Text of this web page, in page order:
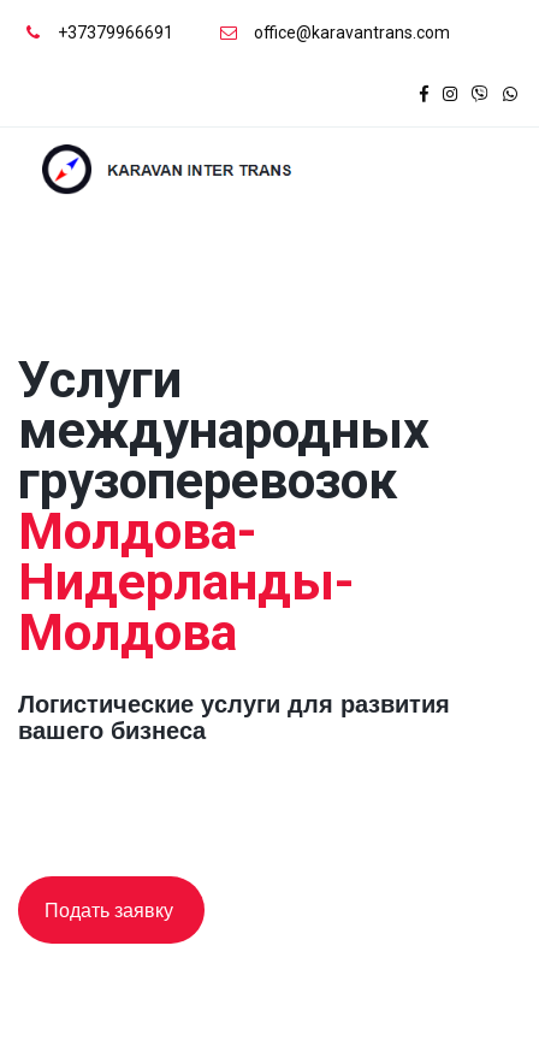
+37379966691 office@karavantrans.com
Услуги
международных
Молдова-
Нидерланды-
Молдова
Логистические услуги для развития
вашего бизнеса
Подать заявку